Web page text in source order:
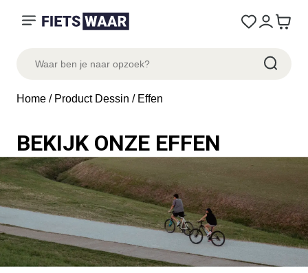
Home / Product Dessin / Effen
BEKIJK ONZE EFFEN